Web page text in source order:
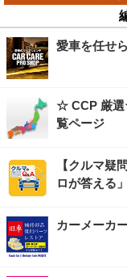
愛車を任せ
☆ CCP 厳
覧ページ
【クルマ疑
ロが答える
カーメーカ